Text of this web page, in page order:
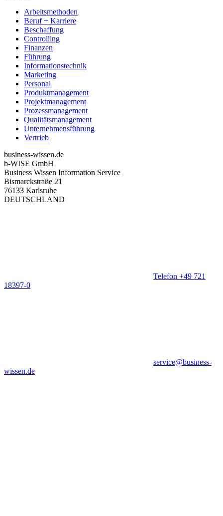
Arbeitsmethoden
Beruf + Karriere
Beschaffung
Controlling
Finanzen
Führung
Informationstechnik
Marketing
Personal
Produktmanagement
Projektmanagement
Prozessmanagement
Qualitätsmanagement
Unternehmensführung
Vertrieb
business-wissen.de
b-WISE GmbH
Business Wissen Information Service
Bismarckstraße 21
76133 Karlsruhe
DEUTSCHLAND
Telefon +49 721
18397-0
service@business-
wissen.de